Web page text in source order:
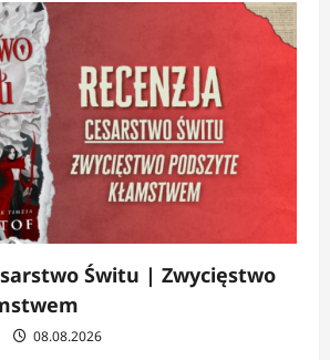
Świtu | Zwycięstwo
08.08.2026